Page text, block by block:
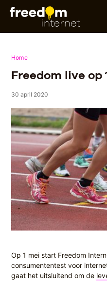
Home
Freedom live op
30 april 2020
Op 1 mei start Freedom
consumententest voor
gaat het uitsluitend om de